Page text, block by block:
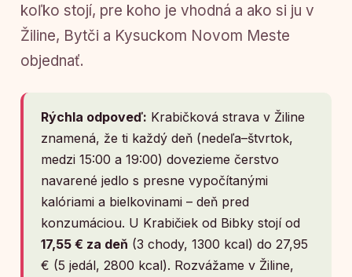
koľko stojí, pre koho je vhodná a ako si ju v
Žiline, Bytči a Kysuckom Novom Meste
objednať.
Rýchla odpoveď: Krabičková strava v Žiline
znamená, že ti každý deň (nedeľa–štvrtok,
medzi 15:00 a 19:00) dovezieme čerstvo
navarené jedlo s presne vypočítanými
kalóriami a bielkovinami – deň pred
konzumáciou. U Krabičiek od Bibky stojí od
17,55 € za deň (3 chody, 1300 kcal) do 27,95
€ (5 jedál, 2800 kcal). Rozvážame v Žiline,